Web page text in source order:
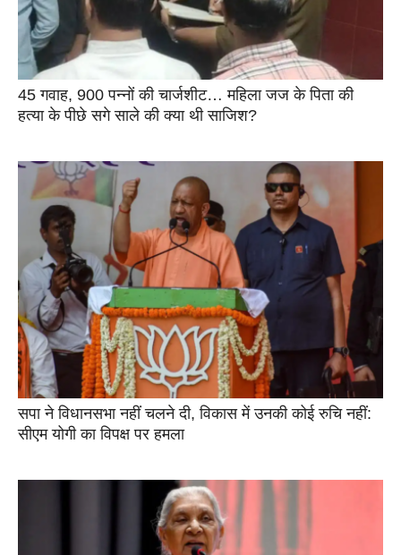
45 गवाह, 900 पन्नों की चार्जशीट… महिला जज के पिता की
हत्या के पीछे सगे साले की क्या थी साजिश?
सपा ने विधानसभा नहीं चलने दी, विकास में उनकी कोई रुचि नहीं:
सीएम योगी का विपक्ष पर हमला